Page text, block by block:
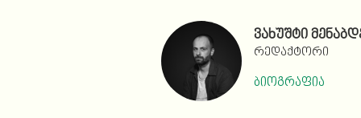
ვახუშტი
რედაქტორი
ბიოგრაფია